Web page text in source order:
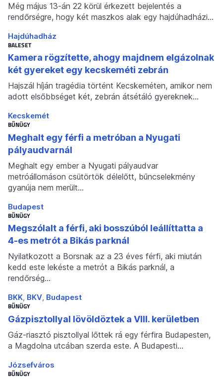
Még május 13-án 22 körül érkezett bejelentés a
rendőrségre, hogy két maszkos alak egy hajdúhadházi…
Hajdúhadház
BALESET
Kamera rögzítette, ahogy majdnem elgázolnak
két gyereket egy kecskeméti zebrán
Hajszál híján tragédia történt Kecskeméten, amikor nem
adott elsőbbséget két, zebrán átsétáló gyereknek…
Kecskemét
BŰNÜGY
Meghalt egy férfi a metróban a Nyugati
pályaudvarnál
Meghalt egy ember a Nyugati pályaudvar
metróállomáson csütörtök délelőtt, bűncselekmény
gyanúja nem merült…
Budapest
BŰNÜGY
Megszólalt a férfi, aki bosszúból leállíttatta a
4-es metrót a Bikás parknál
Nyilatkozott a Borsnak az a 23 éves férfi, aki miután
kedd este lekéste a metrót a Bikás parknál, a
rendőrség…
BKK BKV Budapest
BŰNÜGY
Gázpisztollyal lövöldöztek a VIII. kerületben
Gáz-riasztó pisztollyal lőttek rá egy férfira Budapesten,
a Magdolna utcában szerda este. A Budapesti…
Józsefváros
BŰNÜGY